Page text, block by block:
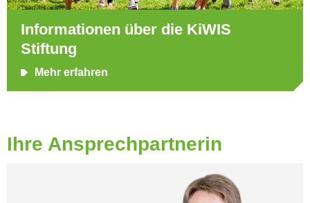
Informationen über die KiWIS
Stiftung
Mehr erfahren
Ihre Ansprechpartnerin